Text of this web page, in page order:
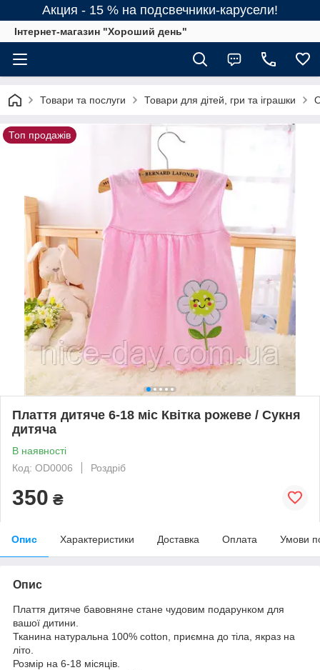
Акция - 15 % на подсвечники-карусели!
Інтернет-магазин "Хороший день"
Товари та послуги Товари для дітей, гри та іграшки
Топ продажів
Плаття дитяче 6-18 міс Квітка рожеве / Сукня
дитяча
В наявності
Код: ОD0006
Роздріб
350 ₴
Опис Характеристики Доставка Оплата Умови
Опис
Плаття дитяче бавовняне стане чудовим подарунком для
вашої дитини.
Тканина натуральна 100% cotton, приємна до тіла, якраз на
літо.
Розмір на 6-18 місяців.